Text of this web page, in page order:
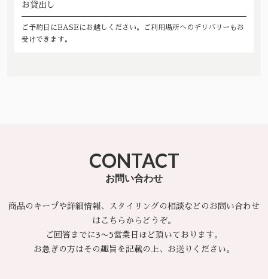
お貸出し
ご予約日にEASEにお越しください。ご利用場所へのデリバリーもお
受けできます。
CONTACT
お問い合わせ
商品のキープや詳細情報、スタイリングの相談などのお問い合わせ
はこちらからどうぞ。
ご回答までに3〜5営業日ほど頂いております。
お急ぎの方はその趣旨を記載の上、お送りください。